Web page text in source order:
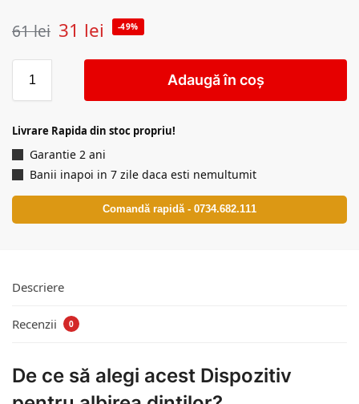
61lei 31 lei -49%
Adaugă în coș
Livrare Rapida din stoc propriu!
Garantie 2 ani
Banii inapoi in 7 zile daca esti nemultumit
Comandă rapidă - 0734.682.111
Descriere
Recenzii 0
De ce să alegi acest Dispozitiv